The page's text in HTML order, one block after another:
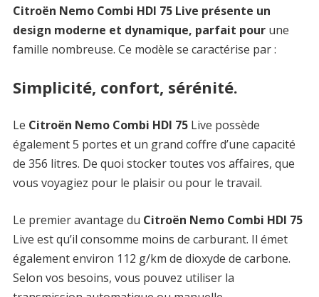
Citroën Nemo Combi HDI 75 Live présente un
design moderne et dynamique, parfait pourune
famille nombreuse. Ce modèle se caractérise par :
Simplicité, confort, sérénité.
Le Citroën Nemo Combi HDI 75 Live possède
également 5 portes et un grand coffre d’une capacité
de 356 litres. De quoi stocker toutes vos affaires, que
vous voyagiez pour le plaisir ou pour le travail.
Le premier avantage du Citroën Nemo Combi HDI 75
Live est qu’il consomme moins de carburant. Il émet
également environ 112 g/km de dioxyde de carbone.
Selon vos besoins, vous pouvez utiliser la